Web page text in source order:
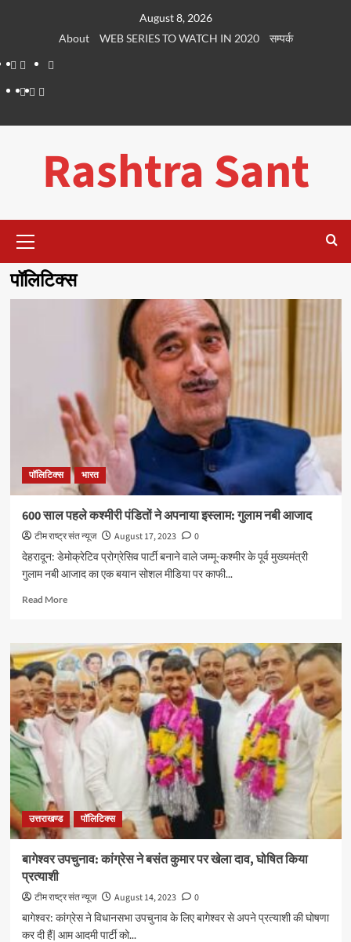
August 8, 2026
About
WEB SERIES TO WATCH IN 2020
सम्पर्क
About
WEB
SERIES
Dehradun
LifePlaces
सम्पर्क
Rashtra Sant
Menu
पॉलिटिक्स
पॉलिटिक्स भारत
600 साल पहले कश्मीरी पंडितों ने अपनाया इस्लाम: गुलाम नबी आजाद
टीम राष्ट्र संत न्यूज August 17, 2023
0
देहरादून: डेमोक्रेटिव प्रोग्रेसिव पार्टी बनाने वाले जम्मू-कश्मीर के पूर्व मुख्यमंत्री
गुलाम नबी आजाद का एक बयान सोशल मीडिया पर काफी...
Read MoreRead
600
साल
पहले
कश्मीरी
पंडितों
ने
अपनाया
इस्लाम:
गुलाम
उत्तराखण्ड पॉलिटिक्स
बागेश्वर उपचुनाव: कांग्रेस ने बसंत कुमार पर खेला दाव, घोषित किया
प्रत्याशी
टीम राष्ट्र संत न्यूज August 14, 2023
0
बागेश्वर: कांग्रेस ने विधानसभा उपचुनाव के लिए बागेश्वर से अपने प्रत्याशी की घोषणा
कर दी हैं| आम आदमी पार्टी को...